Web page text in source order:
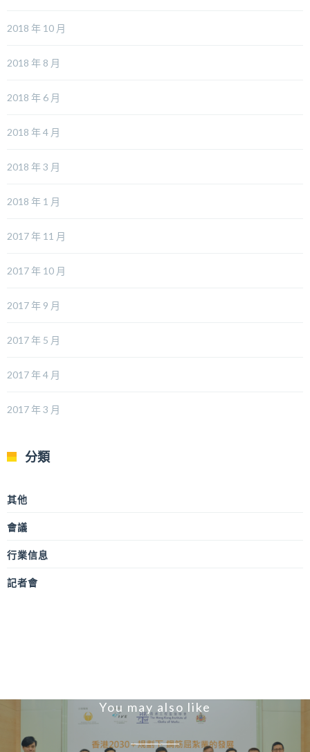
2018 年 10 月
2018 年 8 月
2018 年 6 月
2018 年 4 月
2018 年 3 月
2018 年 1 月
2017 年 11 月
2017 年 10 月
2017 年 9 月
2017 年 5 月
2017 年 4 月
2017 年 3 月
分類
其他
會議
行業信息
記者會
You may also like